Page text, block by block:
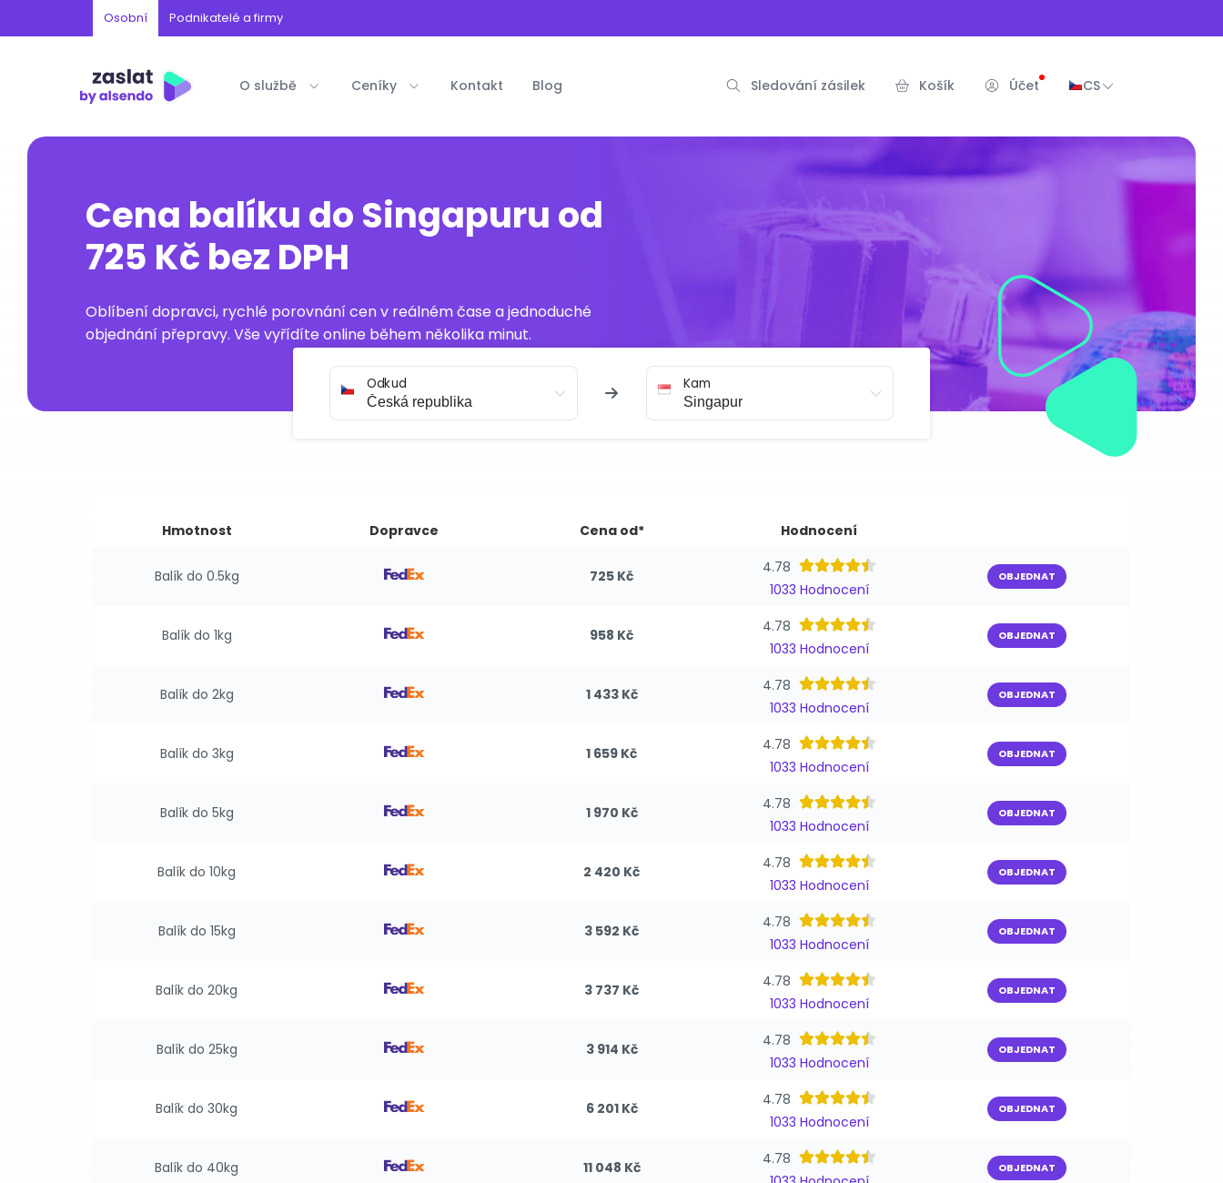
Osobní Podnikatelé a firmy
O službě Ceníky Kontakt Blog Sledování zásilek Košík Účet CS
Cena balíku do Singapuru od
725 Kč bez DPH
Oblíbení dopravci, rychlé porovnání cen v reálném čase a jednoduché
objednání přepravy. Vše vyřídíte online během několika minut.
Odkud Kam
Hmotnost Dopravce Cena od* Hodnocení
Balík do 0.5kg 725 Kč
4.78
1033 Hodnocení
OBJEDNAT
Balík do 1kg 958 Kč
4.78
1033 Hodnocení
OBJEDNAT
Balík do 2kg 1 433 Kč
4.78
1033 Hodnocení
OBJEDNAT
Balík do 3kg 1 659 Kč
4.78
1033 Hodnocení
OBJEDNAT
Balík do 5kg 1 970 Kč
4.78
1033 Hodnocení
OBJEDNAT
Balík do 10kg 2 420 Kč
4.78
1033 Hodnocení
OBJEDNAT
Balík do 15kg 3 592 Kč
4.78
1033 Hodnocení
OBJEDNAT
Balík do 20kg 3 737 Kč
4.78
1033 Hodnocení
OBJEDNAT
Balík do 25kg 3 914 Kč
4.78
1033 Hodnocení
OBJEDNAT
Balík do 30kg 6 201 Kč
4.78
1033 Hodnocení
OBJEDNAT
Balík do 40kg 11 048 Kč
4.78
OBJEDNAT